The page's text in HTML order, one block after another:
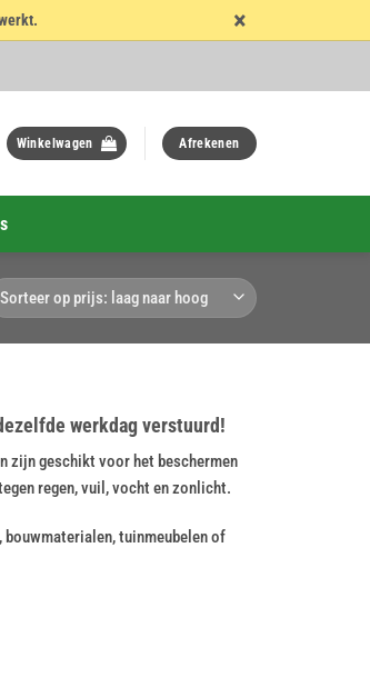
×
Winkelwagen Afrekenen
werkdag verstuurd!
zijn geschikt voor het beschermen
regen, vuil, vocht en zonlicht.
tuinmeubelen of